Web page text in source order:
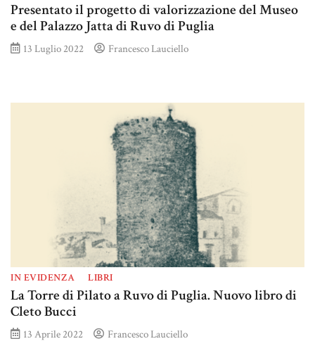
Presentato il progetto di valorizzazione del Museo
e del Palazzo Jatta di Ruvo di Puglia
13 Luglio 2022 Francesco Lauciello
IN EVIDENZA LIBRI
La Torre di Pilato a Ruvo di Puglia. Nuovo libro di
Cleto Bucci
13 Aprile 2022 Francesco Lauciello